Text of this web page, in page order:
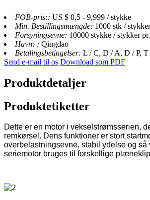
FOB-pris:: US $ 0,5 - 9,999 / stykke
Min. Bestillingsmængde: 1000 stk / stykker
Forsyningsevne: 10000 stykke / stykker
Havn: : Qingdao
Betalingsbetingelser: L / C, D / A, D / P,
Send e-mail til os Download som PDF
Produktdetaljer
Produktetiketter
Dette er en motor i vekselstrømsserien,
remkørsel. Dens funktioner er stort
overbelastningsevne, stabil ydelse og så
seriemotor bruges til forskellige